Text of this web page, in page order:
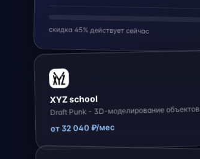
скидка 45% действует сейчас
XYZ school
Draft Punk - 3D-моделирование объектов
от 32 040 ₽/мес